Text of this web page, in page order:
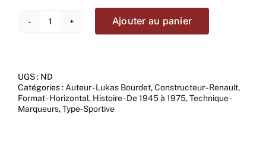
quantité
2
Ajouter au panier
UGS : ND
Catégories : Auteur - Lukas Bourdet,Constructeur - Renault,
Format - Horizontal, Histoire - De 1945 à 1975,Technique -
Marqueurs,Type-Sportive